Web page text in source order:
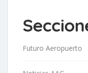
Futuro Aeropuerto